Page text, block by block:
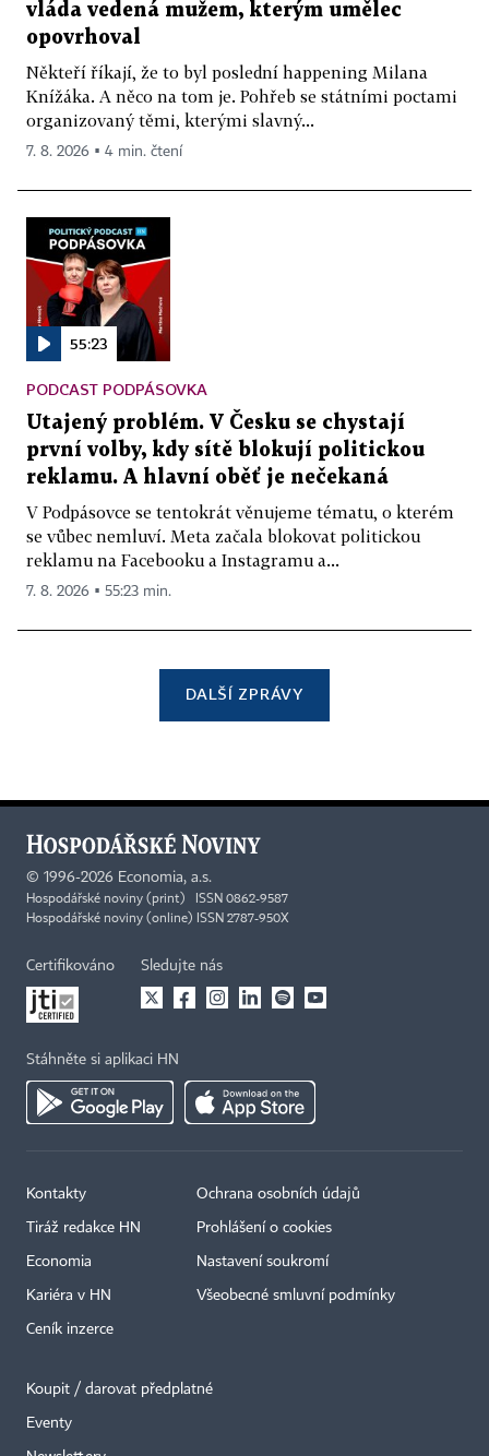
vláda vedená mužem, kterým umělec
opovrhoval
Někteří říkají, že to byl poslední happening Milana
Knížáka. A něco na tom je. Pohřeb se státními poctami
organizovaný těmi, kterými slavný...
7. 8. 2026 ▪ 4 min. čtení
55:23
PODCAST PODPÁSOVKA
Utajený problém. V Česku se chystají
první volby, kdy sítě blokují politickou
reklamu. A hlavní oběť je nečekaná
V Podpásovce se tentokrát věnujeme tématu, o kterém
se vůbec nemluví. Meta začala blokovat politickou
reklamu na Facebooku a Instagramu a...
7. 8. 2026 ▪ 55:23 min.
DALŠÍ ZPRÁVY
© 1996-2026 Economia, a.s.
Hospodářské noviny (print) ISSN 0862-9587
Hospodářské noviny (online) ISSN 2787-950X
Certifikováno Sledujte nás
Stáhněte si aplikaci HN
Kontakty
Tiráž redakce HN
Economia
Kariéra v HN
Ceník inzerce
Ochrana osobních údajů
Prohlášení o cookies
Nastavení soukromí
Všeobecné smluvní podmínky
Koupit / darovat předplatné
Eventy